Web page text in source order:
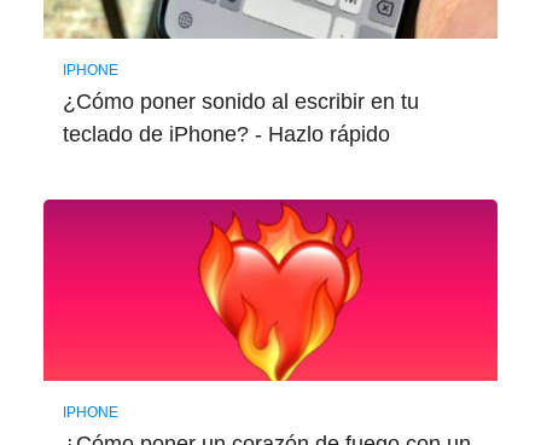
IPHONE
¿Cómo poner sonido al escribir en tu
teclado de iPhone? - Hazlo rápido
IPHONE